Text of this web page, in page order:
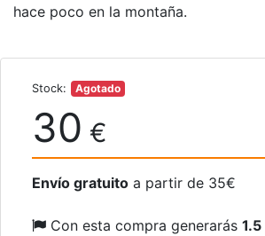
hace poco en la montaña.
Stock: Agotado
30 €
Envío gratuito a partir de 35€
Con esta compra generarás